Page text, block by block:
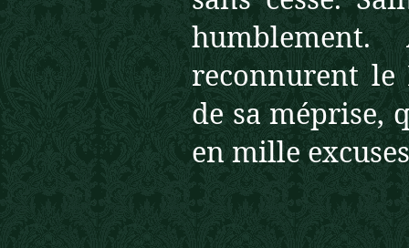
reconnurent le
de sa méprise,
en mille